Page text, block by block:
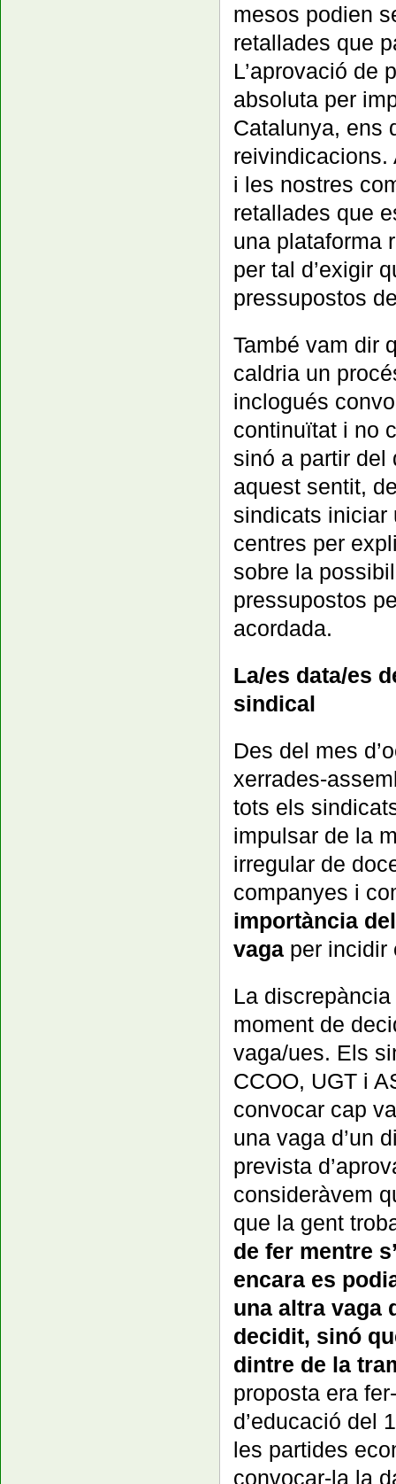
mesos podien
retallades que
L’aprovació de
absoluta per
Catalunya, ens
reivindicacions.
i les nostres
retallades que
una plataforma
per tal d’exigir
pressupostos
També vam dir
caldria un
inclogués
continuïtat i no
sinó a partir del
aquest sentit,
sindicats iniciar
centres per
sobre la
pressupostos
acordada.
La/es data/es
sindical
Des del mes
xerrades-
tots els
impulsar de la
irregular de
companyes i
importància
vaga per incidir
La
moment de
vaga/ues. Els
CCOO, UGT i
convocar cap
una vaga d’un
prevista
consideràvem
que la gent
de fer mentre
encara es
una altra vaga
decidit, sinó
dintre de la
proposta era
d’educació del
les partides
convocar-la la